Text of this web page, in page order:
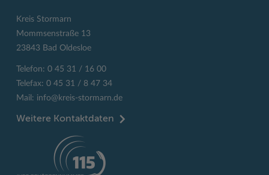
Kreis Stormarn
Mommsenstraße 13
23843 Bad Oldesloe
Telefon: 0 45 31 / 16 00
Telefax: 0 45 31 / 8 47 34
Mail: info@kreis-stormarn.de
Weitere Kontaktdaten